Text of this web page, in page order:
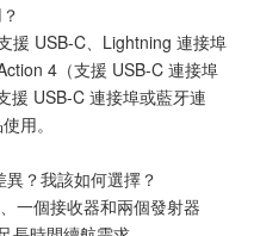
援 USB-C、Lightning 連接埠
4（支援 USB-C 連接埠
援 USB-C 連接埠或藍牙連
用。
？我該如何選擇？
一個接收器和兩個發射器